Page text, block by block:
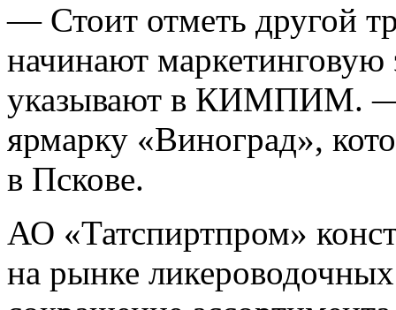
— Стоит отметь другой
начинают
указывают в КИМПИМ. —
ярмарку «Виноград»,
в Пскове.
АО «Татспиртпром»
на рынке